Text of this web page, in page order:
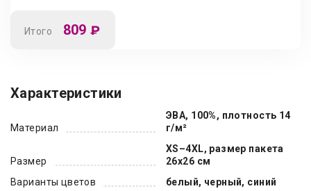
Итого 809 ₽
Характеристики
Материал
ЭВА, 100%, плотность 14
г/м²
Размер
XS–4XL, размер пакета
26х26 см
Варианты цветов
белый, черный, синий